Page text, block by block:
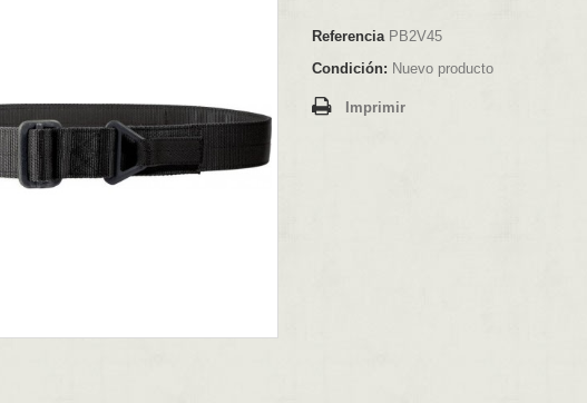
Referencia PB2V45
Condición: Nuevo producto
Imprimir